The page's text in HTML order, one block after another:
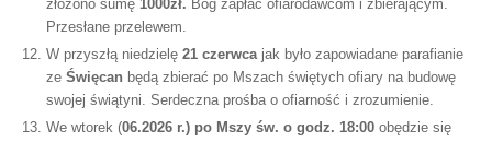
złożono sumę 1000zł. Bóg zapłać ofiarodawcom i zbierającym.
Przesłane przelewem.
W przyszłą niedzielę 21 czerwcajak było zapowiadane parafianie
ze Święcan będą zbierać po Mszach świętych ofiary na budowę
swojej świątyni. Serdeczna prośba o ofiarność i zrozumienie.
We wtorek (06.2026 r.) po Mszy św. o godz. 18:00obędzie się